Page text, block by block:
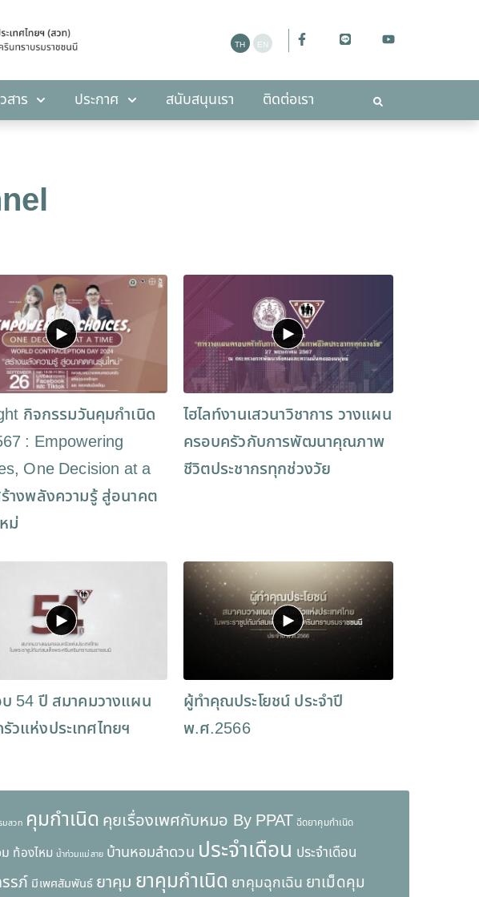
สาร ประกาศ สนับสนุนเรา ติดต่อเรา
สนับสนุนเรา
กิจกรรมวันคุมกำเนิด
: Empowering
One Decision at a
างพลังความรู้ สู่อนาคต
ม่
ไฮไลท์งานเสวนาวิชาการ วางแผน
ครอบครัวกับการพัฒนาคุณภาพ
ชีวิตประชากรทุกช่วงวัย
54 ปี สมาคมวางแผน
วแห่งประเทศไทยฯ
ผู้ทำคุณประโยชน์ ประจำปี
พ.ศ.2566
มสวท คุมกำเนิด คุยเรื่องเพศกับหมอ By PPAT ฉีดยาคุมกำเนิด
ท้องไหม น้ำท่วมแม่สาย บ้านหอมลำดวน ประจำเดือน ประจำเดือน
รภ์ มีเพศสัมพันธ์ ยาคุม ยาคุมกำเนิด ยาคุมฉุกเฉิน ยาเม็ดคุม